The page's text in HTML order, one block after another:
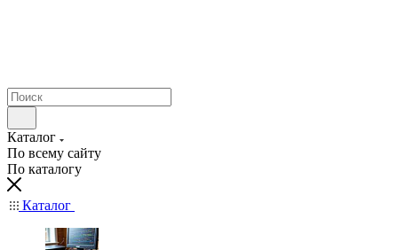
Каталог
По всему сайту
По каталогу
Каталог